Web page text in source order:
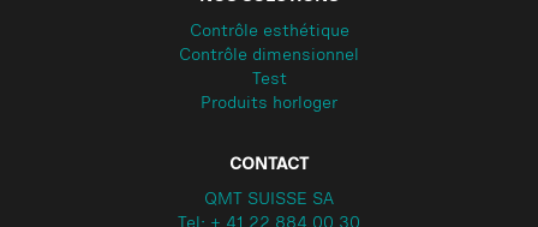
Contrôle esthétique
Contrôle dimensionnel
Test
Produits horloger
CONTACT
QMT SUISSE SA